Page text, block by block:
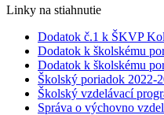
Linky na stiahnutie
Dodatok č.1 k ŠKVP
Dodatok k školskému
Dodatok k školskému
Školský poriadok 2022-
Školský vzdelávací
Správa o výchovno